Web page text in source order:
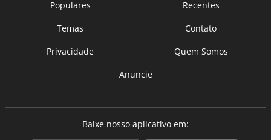
Populares
Recentes
Temas
Contato
Privacidade
Quem Somos
Anuncie
Baixe nosso aplicativo em: